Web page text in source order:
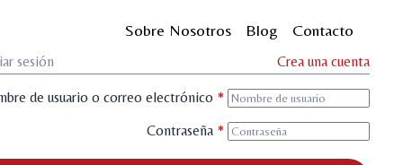
Sobre Nosotros Blog Contacto
sesión Crea una cuenta
de usuario o correo electrónico *
Contraseña *